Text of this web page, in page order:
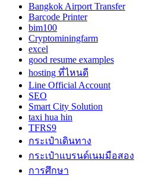
Bangkok Airport Transfer
Barcode Printer
bim100
Cryptominingfarm
excel
good resume examples
hosting ที่ไหนดี
Line Official Account
SEO
Smart City Solution
taxi hua hin
TFRS9
กระเป๋าเดินทาง
กระเป๋าแบรนด์เนมมือสอง
การศึกษา